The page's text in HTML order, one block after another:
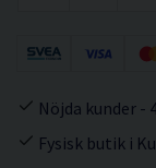
Nöjda kunder -
Fysisk butik i